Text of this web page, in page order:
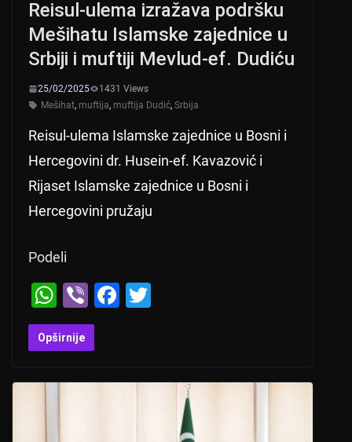
Reisul-ulema izražava podršku
Mešihatu Islamske zajednice u
Srbiji i muftiji Mevlud-ef. Dudiću
25/02/2025
1431 Views
Mešihat, muftija, muftija Dudić, Srbija
Reisul-ulema Islamske zajednice u Bosni i
Hercegovini dr. Husein-ef. Kavazović i
Rijaset Islamske zajednice u Bosni i
Hercegovini pružaju
Podeli
W
h
at
Vi
b
er
F
Opširnije